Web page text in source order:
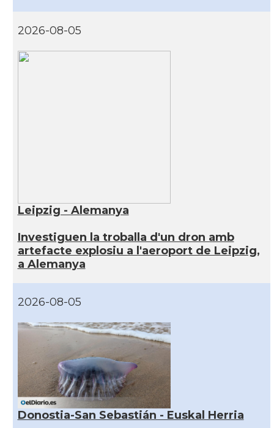
2026-08-05
Leipzig - Alemanya
Investiguen la troballa d'un dron amb
artefacte explosiu a l'aeroport de Leipzig,
a Alemanya
2026-08-05
Donostia-San Sebastián - Euskal Herria